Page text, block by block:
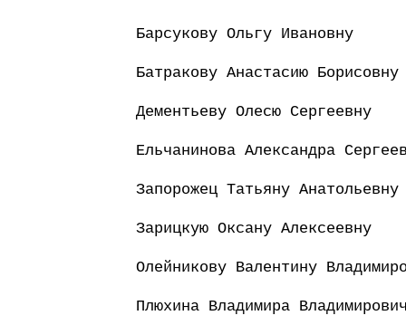
Барсукову Ольгу Ивановну
Батракову Анастасию Борисовну
Дементьеву Олесю Сергеевну
Ельчанинова Александра
Запорожец Татьяну Анатольевну
Зарицкую Оксану Алексеевну
Олейникову Валентину
Плюхина Владимира